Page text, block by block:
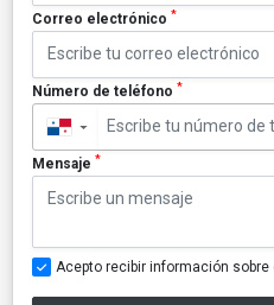
Correo electrónico *
Número de teléfono *
▼
Mensaje *
Acepto recibir información